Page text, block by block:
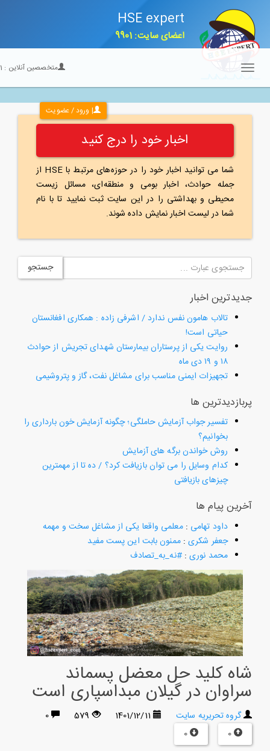
HSE expert
اعضای سایت: 9901
| ورود / عضویت
متخصصین آنلاین :21
Toggle
navigation
اخبار خود را درج کنید
شما می توانید اخبار خود را در حوزه‌های مرتبط با HSE از
جمله حوادث، اخبار بومی و منطقه‌ای، مسائل زیست
محیطی و بهداشتی را در این سایت ثبت نمایید تا با نام
شما در لیست اخبار نمایش داده شوند.
جستجو
جدیدترین اخبار
تالاب هامون نفس ندارد / اشرفی زاده : همکاری افغانستان
حیاتی است!
روایت یکی از پرستاران بیمارستان شهدای تجریش از حوادث
تجهیزات ایمنی مناسب برای مشاغل نفت، گاز و پتروشیمی
پربازدیدترین ها
تفسیر جواب آزمایش حاملگی؛ چگونه آزمایش خون بارداری را
بخوانیم؟
روش خواندن برگه های آزمایش
کدام وسایل را می توان بازیافت کرد؟ / ده تا از مهمترین
چیزهای بازیافتی
آخرین پیام ها
داود تهامی:معلمی واقعا یکی از مشاغل سخت و مهمه
جعفر شکری:ممنون بابت این پست مفید
محمد نوری:#نه_به_تصادف
شاه کلید حل معضل پسماند
سراوان در گیلان مبداسپاری است
گروه تحریریه سایت 1401/12/11
579
0
0
0